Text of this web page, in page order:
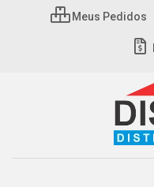
Meus Pedidos